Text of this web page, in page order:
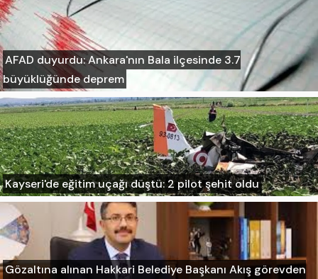
AFAD duyurdu: Ankara'nın Bala ilçesinde 3.7
büyüklüğünde deprem
Kayseri'de eğitim uçağı düştü: 2 pilot şehit oldu
Gözaltına alınan Hakkari Belediye Başkanı Akış görevden